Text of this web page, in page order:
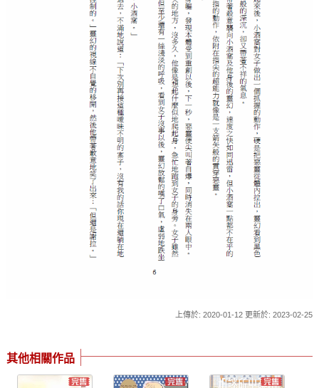
上傳於: 2020-01-12 更新於: 2023-02-25
其他相關作品